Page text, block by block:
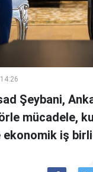
Şeybani,
mücadele,
ekonomik iş